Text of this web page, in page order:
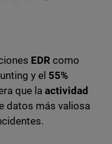
EDR como
y el 55%
que laactividad
datos más valiosa